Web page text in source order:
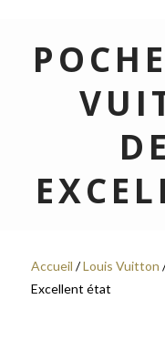
Accueil /Louis Vuitton
Excellent état